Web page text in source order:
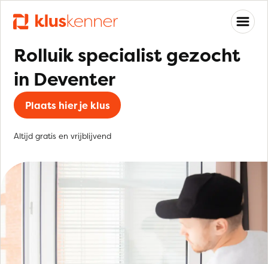
Rolluik specialist gezocht
in Deventer
Plaats hier je klus
Altijd gratis en vrijblijvend